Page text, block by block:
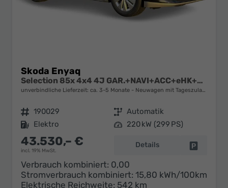
Skoda Enyaq
Selection 85x 4x4 4J GAR.+NAVI+ACC+eHK+KAMERA+SHZ+19" ALU+KESSY+LED+KLIMA
unverbindliche Lieferzeit: ca. 3-5 Monate Neuwagen mit Tageszulassung
Fahrzeugnr. 190029 Getriebe Automatik
Kraftstoff Elektro Leistung 220 kW (299 PS)
43.530,– €
incl. 19% MwSt.
Details
Verbrauch kombiniert: 0,00
Stromverbrauch kombiniert: 15,80 kWh/100km
Elektrische Reichweite: 542 km